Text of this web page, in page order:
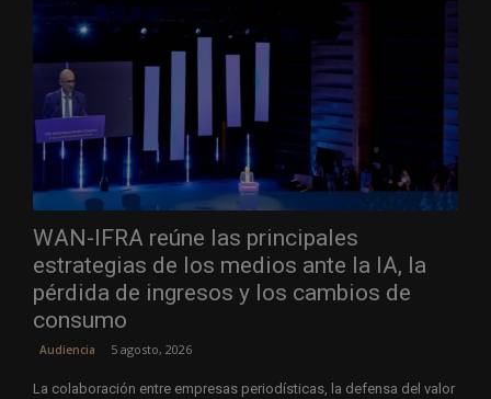
WAN-IFRA reúne las principales
estrategias de los medios ante la IA, la
pérdida de ingresos y los cambios de
consumo
Audiencia 5 agosto, 2026
La colaboración entre empresas periodísticas, la defensa del valor